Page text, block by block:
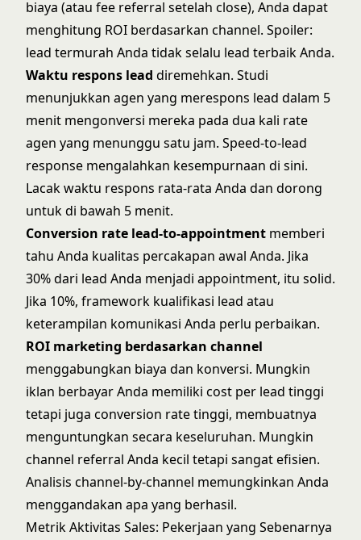
biaya (atau fee referral setelah close), Anda dapat
menghitung ROI berdasarkan channel. Spoiler:
lead termurah Anda tidak selalu lead terbaik Anda.
Waktu respons lead diremehkan. Studi
menunjukkan agen yang merespons lead dalam 5
menit mengonversi mereka pada dua kali rate
agen yang menunggu satu jam. Speed-to-lead
response mengalahkan kesempurnaan di sini.
Lacak waktu respons rata-rata Anda dan dorong
untuk di bawah 5 menit.
Conversion rate lead-to-appointment memberi
tahu Anda kualitas percakapan awal Anda. Jika
30% dari lead Anda menjadi appointment, itu solid.
Jika 10%, framework kualifikasi lead atau
keterampilan komunikasi Anda perlu perbaikan.
ROI marketing berdasarkan channel
menggabungkan biaya dan konversi. Mungkin
iklan berbayar Anda memiliki cost per lead tinggi
tetapi juga conversion rate tinggi, membuatnya
menguntungkan secara keseluruhan. Mungkin
channel referral Anda kecil tetapi sangat efisien.
Analisis channel-by-channel memungkinkan Anda
menggandakan apa yang berhasil.
Metrik Aktivitas Sales: Pekerjaan yang Sebenarnya